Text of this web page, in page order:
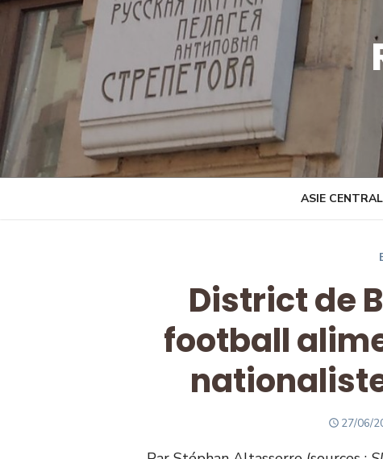
Skip
content
ASIE
District de
football
27/06/